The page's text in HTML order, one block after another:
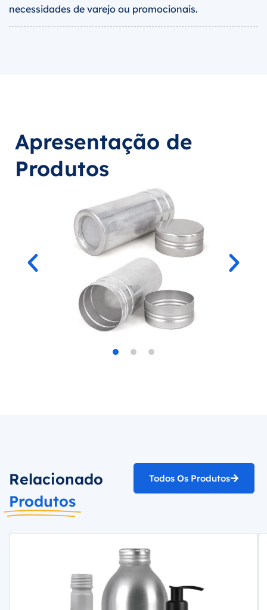
necessidades de varejo ou promocionais.
Apresentação de
Produtos
Relacionado
Produtos
Todos Os Produtos